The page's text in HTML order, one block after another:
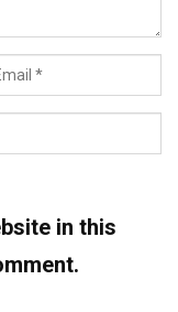
in this